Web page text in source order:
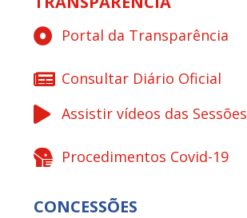
Portal da Transparência
Consultar Diário Oficial
Assistir vídeos das Sessões
Procedimentos Covid-19
CONCESSÕES